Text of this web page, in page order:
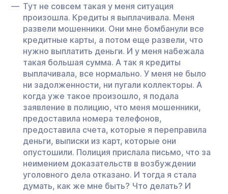
Тут не совсем такая у меня ситуация
произошла. Кредиты я выплачивала. Меня
развели мошенники. Они мне бомбанули все
кредитные карты, а потом еще развели, что
нужно выплатить деньги. И у меня набежала
такая большая сумма. А так я кредиты
выплачивала, все нормально. У меня не было
ни задолженности, ни пугали коллекторы. А
когда уже такое произошло, я подала
заявление в полицию, что меня мошенники,
предоставила номера телефонов,
предоставила счета, которые я переправила
деньги, выписки из карт, которые они
опустошили. Полиция прислала письмо, что за
неимением доказательств в возбуждении
уголовного дела отказано. И тогда я стала
думать, как же мне быть? Что делать? И